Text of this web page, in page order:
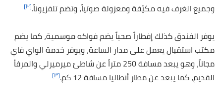
وجميع الغرف فيه مكيّفة ومعزولة صوتياً، وتضم تلفزيوناً.[٣]
يوفر الفندق كذلك إفطاراً صحياً يضم فواكه موسمية، كما يضم
مكتب استقبال يعمل على مدار الساعة، ويوفر خدمة الواي فاي
مجاناً، وهو يبعد مسافة 250 متراً عن شاطئ ميرميرلي والمرفأ
القديم، كما يبعد عن مطار أنطاليا مسافة 12 كم.
[٣]